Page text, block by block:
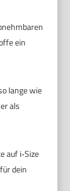
ein
lange wie
als
auf i‑Size
dein